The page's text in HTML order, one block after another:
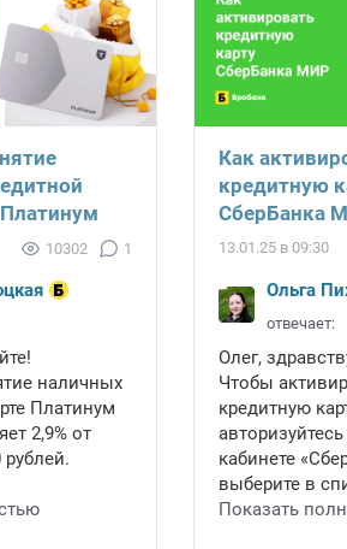
10302 1
наличных
Платинум
2,9% от
Как
кредитную
СберБанка
13.01.25 в 09:30
Ольга
отвечает:
Олег,
Чтобы
кредитную
кабинете
выберите в
Показать